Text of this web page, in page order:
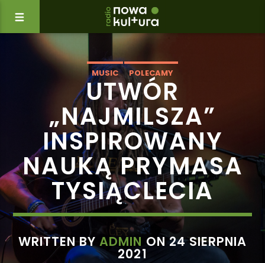
MUSIC POLECAMY
UTWÓR
„NAJMILSZA”
INSPIROWANY
NAUKĄ PRYMASA
TYSIĄCLECIA
WRITTEN BYADMIN ON 24 SIERPNIA
2021